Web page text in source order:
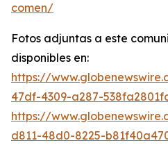
comen/
Fotos adjuntas a este
disponibles en:
https://
47df-4309-a287-
https://
d811-48d0-8225-